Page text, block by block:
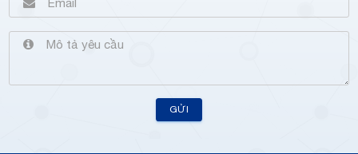
GỬI